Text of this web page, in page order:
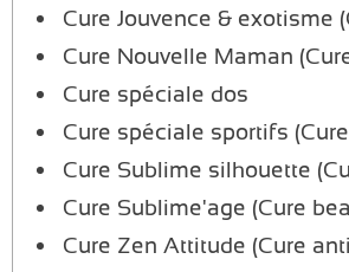
Cure Jouvence & exotisme
Cure Nouvelle Maman
Cure spéciale dos
Cure spéciale sportifs
Cure Sublime silhouette
Cure Sublime'age (Cure
Cure Zen Attitude (Cure